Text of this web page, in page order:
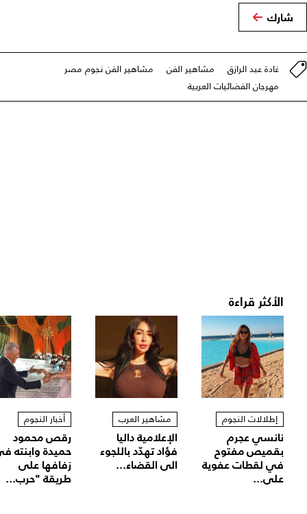
شارك
غادة عبد الرازق مشاهير الفن
مشاهير الفن نجوم مصر
مهرجان الفضائيات العربية
الأكثر قراءة
إطلالات النجوم
نانسي عجرم
بقميص مفتوح
في لقطات عفوية
على...
مشاهير العرب
الإعلامية داليا
فؤاد تهدّد باللجوء
الى القضاء...
أخبار النجوم
رقص محمود
حميدة وابنته
زفافها على
طريقة "حرب...